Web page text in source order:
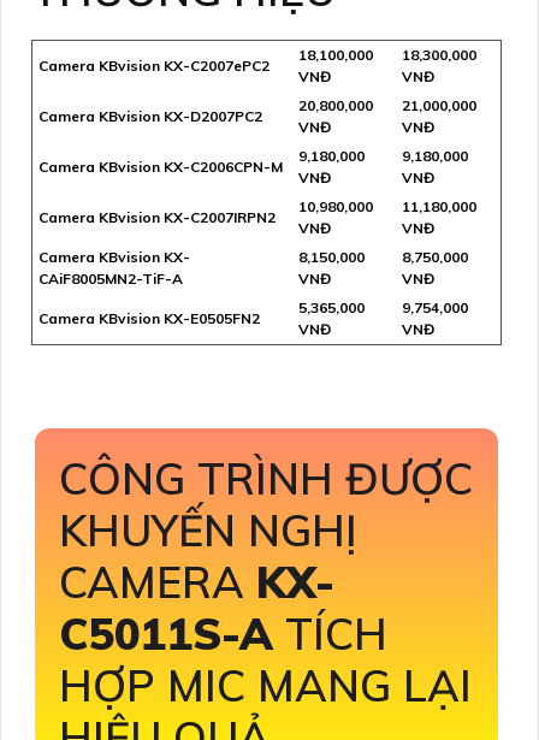
Camera KBvision KX-C2007ePC2
18,100,000
VNĐ
18,300,000
VNĐ
Camera KBvision KX-D2007PC2
20,800,000
VNĐ
21,000,000
VNĐ
Camera KBvision KX-C2006CPN-M
9,180,000
VNĐ
9,180,000
VNĐ
Camera KBvision KX-C2007IRPN2
10,980,000
VNĐ
11,180,000
VNĐ
Camera KBvision KX-
CAiF8005MN2-TiF-A
8,150,000
VNĐ
8,750,000
VNĐ
Camera KBvision KX-E0505FN2
5,365,000
VNĐ
9,754,000
VNĐ
CÔNG TRÌNH ĐƯỢC
KHUYẾN NGHỊ
CAMERA KX-
C5011S-A TÍCH
HỢP MIC MANG LẠI